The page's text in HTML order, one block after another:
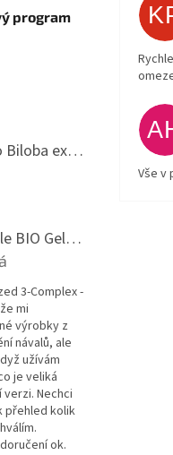
program
Golden Nature Ginkgo Biloba extrakt 50:1 60mg, 100 kapslí
Vitalvibe Maca Sextuple BIO Gelatinized 3-Complex, 60 kapslí
3-Complex -
mi
výrobky z
návalů, ale
užívám
je veliká
Nechci
přehled kolik
ok.
Vše v